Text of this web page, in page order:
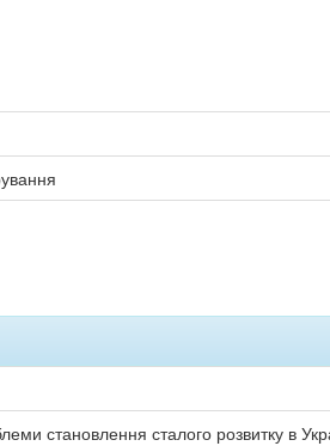
становлення сталого розвитку в